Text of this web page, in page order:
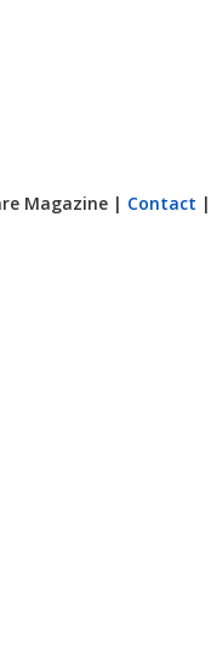
Magazine | Contact